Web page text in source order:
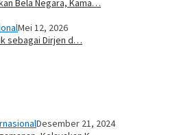
Bela Negara, Kama…
Mei 12, 2026
sebagai Dirjen d…
Desember 21, 2024